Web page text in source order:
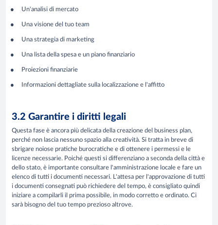
Un'analisi di mercato
Una visione del tuo team
Una strategia di marketing
Una lista della spesa e un piano finanziario
Proiezioni finanziarie
Informazioni dettagliate sulla localizzazione e l'affitto
3.2 Garantire i diritti legali
Questa fase è ancora più delicata della creazione del business plan,
perché non lascia nessuno spazio alla creatività. Si tratta in breve di
sbrigare noiose pratiche burocratiche e di ottenere i permessi e le
licenze necessarie. Poiché questi si differenziano a seconda della città e
dello stato, è importante consultare l'amministrazione locale e fare un
elenco di tutti i documenti necessari. L'attesa per l'approvazione di tutti
i documenti consegnati può richiedere del tempo, è consigliato quindi
iniziare a compilarli il prima possibile, in modo corretto e ordinato. Ci
sarà bisogno del tuo tempo prezioso altrove.